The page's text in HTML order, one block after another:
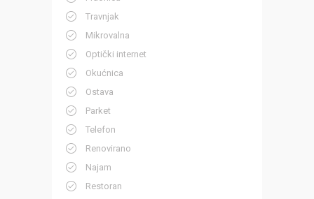
Travnjak
Mikrovalna
Optički internet
Okućnica
Ostava
Parket
Telefon
Renovirano
Najam
Restoran